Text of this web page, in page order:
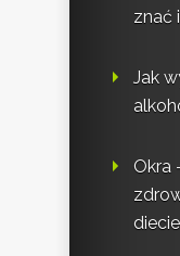
znać
Jak
Okra
diecie